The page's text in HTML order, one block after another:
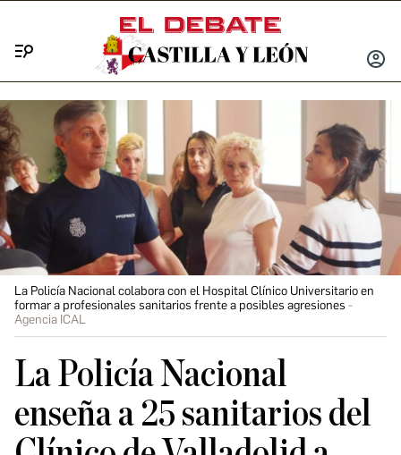
INICIAR
La Policía Nacional colabora con el Hospital Clínico Universitario en
formar a profesionales sanitarios frente a posibles agresiones
Agencia ICAL
La Policía Nacional
enseña a 25 sanitarios del